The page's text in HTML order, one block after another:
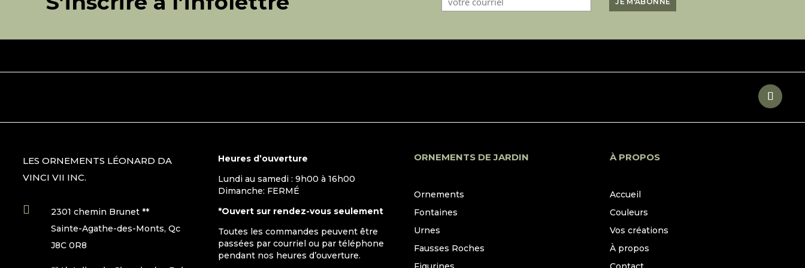
LES ORNEMENTS LÉONARD DA
VINCI VII INC.

2301 chemin Brunet **
Sainte-Agathe-des-Monts, Qc
J8C 0R8
Heures d’ouverture
Lundi au samedi : 9h00 à 16h00
Dimanche: FERMÉ
*Ouvert sur rendez-vous seulement
Toutes les commandes peuvent être
passées par courriel ou par téléphone
pendant nos heures d’ouverture.
ORNEMENTS DE JARDIN
Ornements
Fontaines
Urnes
Fausses Roches
À PROPOS
Accueil
Couleurs
Vos créations
À propos